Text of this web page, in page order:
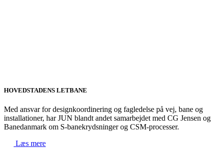
HOVEDSTADENS LETBANE
Med ansvar for designkoordinering og fagledelse på vej, bane og
installationer, har JUN blandt andet samarbejdet med CG Jensen og
Banedanmark om S-banekrydsninger og CSM-processer.
Læs mere